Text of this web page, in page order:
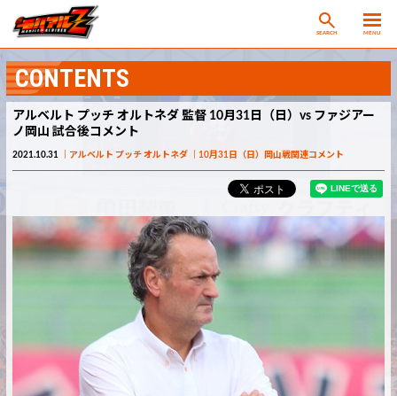
SEARCH MENU
CONTENTS
アルベルト プッチ オルトネダ 監督 10月31日（日）vs ファジアー
ノ岡山 試合後コメント
2021.10.31 アルベルト プッチ オルトネダ 10月31日（日）岡山戦関連コメント